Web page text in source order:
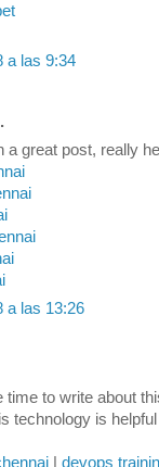
a las 9:34
a great post, really
a las 13:26
time to write about
technology is
devops